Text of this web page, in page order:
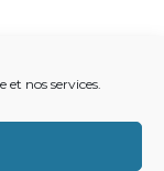
et nos services.